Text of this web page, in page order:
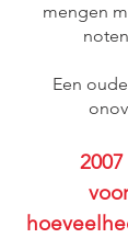
mengen
Een